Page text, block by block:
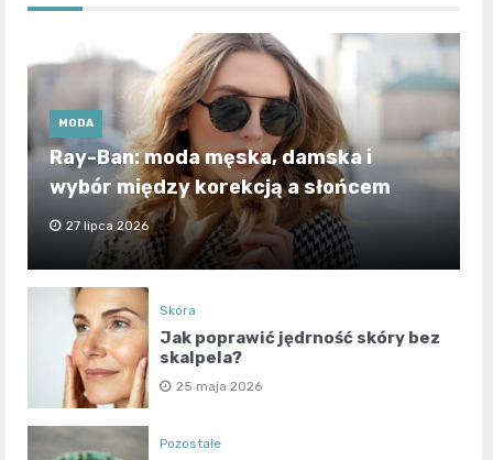
MODA
Ray-Ban: moda męska, damska i
wybór między korekcją a słońcem
27 lipca 2026
Skóra
Jak poprawić jędrność skóry bez
skalpela?
25 maja 2026
Pozostałe